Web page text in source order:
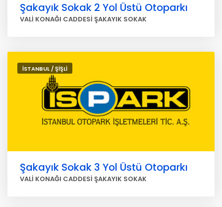
Şakayık Sokak 2 Yol Üstü Otoparkı
VALİ KONAĞI CADDESİ ŞAKAYIK SOKAK
İSTANBUL / ŞİŞLİ
Şakayık Sokak 3 Yol Üstü Otoparkı
VALİ KONAĞI CADDESİ ŞAKAYIK SOKAK